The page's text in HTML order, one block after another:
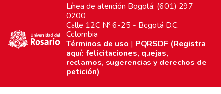
Línea de atención Bogotá: (601) 297
0200
Calle 12C Nº 6-25 - Bogotá D.C.
Colombia
Términos de uso | PQRSDF (Registra
aquí: felicitaciones, quejas,
reclamos, sugerencias y derechos de
petición)